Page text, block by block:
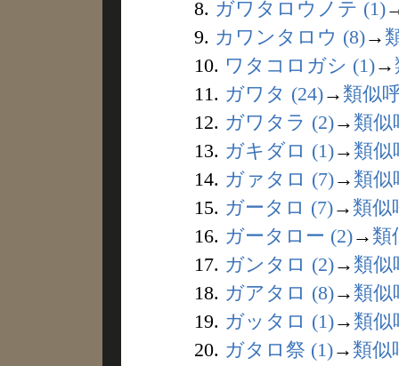
8. ガワタロウノテ (1)
9. カワンタロウ (8)→
10. ワタコロガシ (1)→
11. ガワタ (24)→ 類似
12. ガワタラ (2)→ 類似
13. ガキダロ (1)→ 類似
14. ガァタロ (7)→ 類似
15. ガータロ (7)→ 類似
16. ガータロー (2)→ 類
17. ガンタロ (2)→ 類似
18. ガアタロ (8)→ 類似
19. ガッタロ (1)→ 類似
20. ガタロ祭 (1)→ 類似